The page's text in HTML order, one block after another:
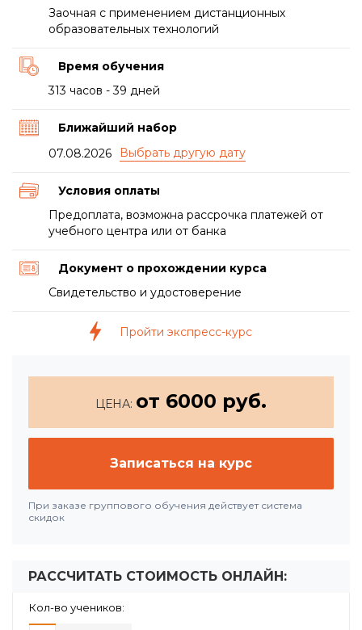
Заочная с применением дистанционных
образовательных технологий
Время обучения
313 часов - 39 дней
Ближайший набор
07.08.2026
Условия оплаты
Предоплата, возможна рассрочка платежей от
учебного центра или от банка
Документ о прохождении курса
Свидетельство и удостоверение
Пройти экспресс-курс
ЦЕНА: от 6000 руб.
Записаться на курс
При заказе группового обучения действует система
скидок
РАССЧИТАТЬ СТОИМОСТЬ ОНЛАЙН:
Кол-во учеников: